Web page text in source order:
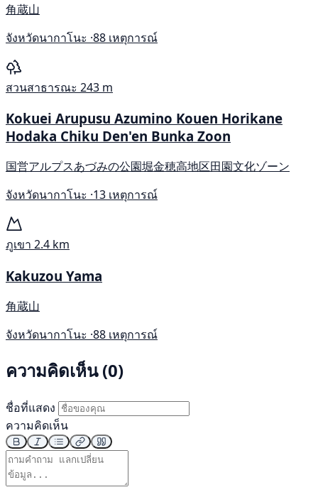
角蔵山
จังหวัดนากาโนะ ·88 เหตุการณ์
สวนสาธารณะ 243 m
Kokuei Arupusu Azumino Kouen Horikane
Hodaka Chiku Den'en Bunka Zoon
国営アルプスあづみの公園堀金穂高地区田園文化ゾーン
จังหวัดนากาโนะ ·13 เหตุการณ์
ภูเขา 2.4 km
Kakuzou Yama
角蔵山
จังหวัดนากาโนะ ·88 เหตุการณ์
ความคิดเห็น (0)
ชื่อที่แสดง
ความคิดเห็น